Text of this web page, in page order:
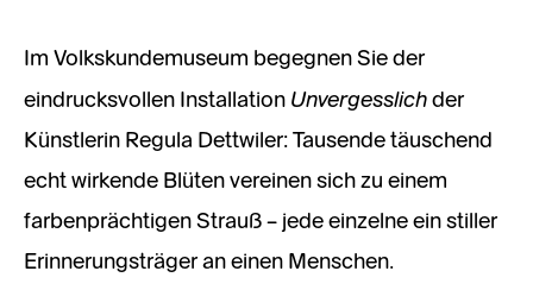
Im Volkskundemuseum begegnen Sie der
eindrucksvollen Installation Unvergesslich der
Künstlerin Regula Dettwiler: Tausende täuschend
echt wirkende Blüten vereinen sich zu einem
farbenprächtigen Strauß – jede einzelne ein stiller
Erinnerungsträger an einen Menschen.